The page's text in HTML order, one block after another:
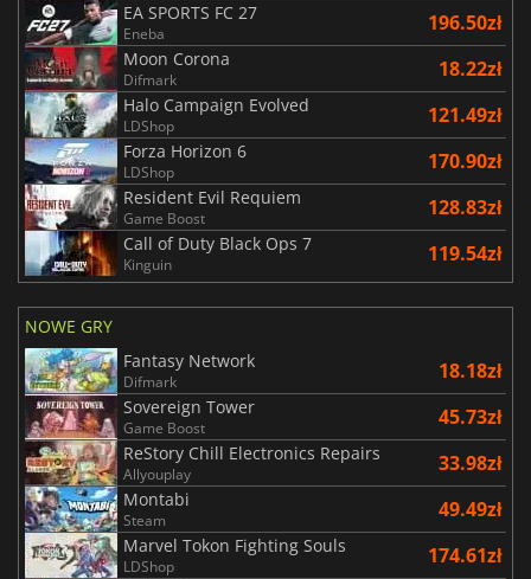
EA SPORTS FC 27
Eneba 196.50zł
Moon Corona
Difmark 18.22zł
Halo Campaign Evolved
LDShop 121.49zł
Forza Horizon 6
LDShop 170.90zł
Resident Evil Requiem
Game Boost 128.83zł
Call of Duty Black Ops 7
Kinguin 119.54zł
NOWE GRY
Fantasy Network
Difmark 18.18zł
Sovereign Tower
Game Boost 45.73zł
ReStory Chill Electronics Repairs
Allyouplay 33.98zł
Montabi
Steam 49.49zł
Marvel Tokon Fighting Souls
LDShop 174.61zł